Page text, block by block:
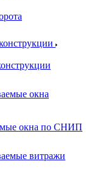
окна
окна по СНИП
витражи